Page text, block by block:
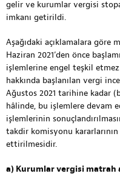
gelir ve kurumlar vergisi
imkanı getirildi.
Aşağıdaki açıklamalara göre
Haziran 2021’den önce
işlemlerine engel teşkil
hakkında başlanılan vergi
Ağustos 2021 tarihine kadar
hâlinde, bu işlemlere devam
işlemlerinin
takdir komisyonu
ettirilmesidir.
a) Kurumlar vergisi matrah